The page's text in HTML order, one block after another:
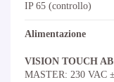
IP 65 (controllo)
Alimentazione
VISION TOUCH AB
MASTER: 230 VAC